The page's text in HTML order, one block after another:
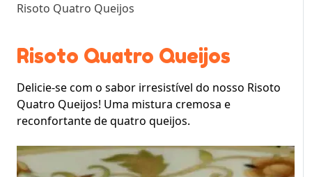
Risoto Quatro Queijos
Risoto Quatro Queijos
Delicie-se com o sabor irresistível do nosso Risoto
Quatro Queijos! Uma mistura cremosa e
reconfortante de quatro queijos.